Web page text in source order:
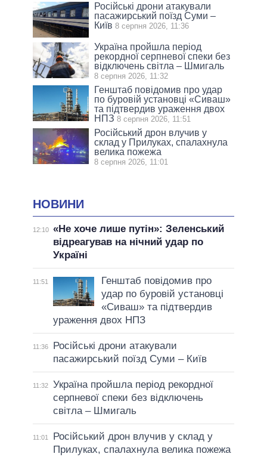
Російські дрони атакували
пасажирський поїзд Суми –
Київ 8 серпня 2026, 11:36
Україна пройшла період
рекордної серпневої спеки без
відключень світла – Шмигаль
8 серпня 2026, 11:32
Генштаб повідомив про удар
по буровій установці «Сиваш»
та підтвердив ураження двох
НПЗ 8 серпня 2026, 11:51
Російський дрон влучив у
склад у Прилуках, спалахнула
велика пожежа
8 серпня 2026, 11:01
НОВИНИ
12:10 «Не хоче лише путін»: Зеленський
відреагував на нічний удар по
Україні
11:51
Генштаб повідомив про
удар по буровій установці
«Сиваш» та підтвердив
ураження двох НПЗ
11:36
Російські дрони атакували
пасажирський поїзд Суми – Київ
11:32
Україна пройшла період рекордної
серпневої спеки без відключень
світла – Шмигаль
11:01
Російський дрон влучив у склад у
Прилуках, спалахнула велика пожежа